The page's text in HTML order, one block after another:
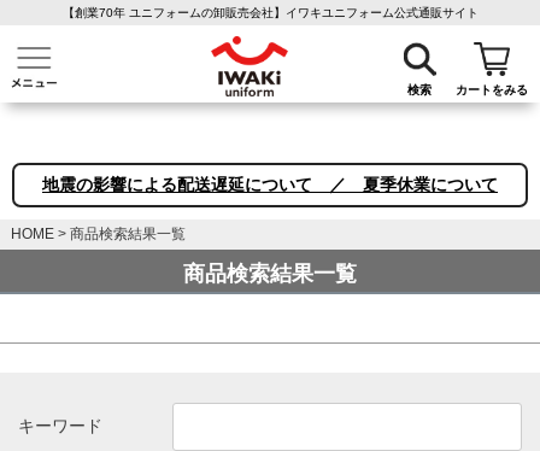
【創業70年 ユニフォームの卸販売会社】イワキユニフォーム公式通販サイト
検索 カートをみる
介護ユニフォーム 作業着・作業服 ファン付き作業着 医療白衣
地震の影響による配送遅延について ／ 夏季休業について
HOME 商品検索結果一覧
商品検索結果一覧
キーワード